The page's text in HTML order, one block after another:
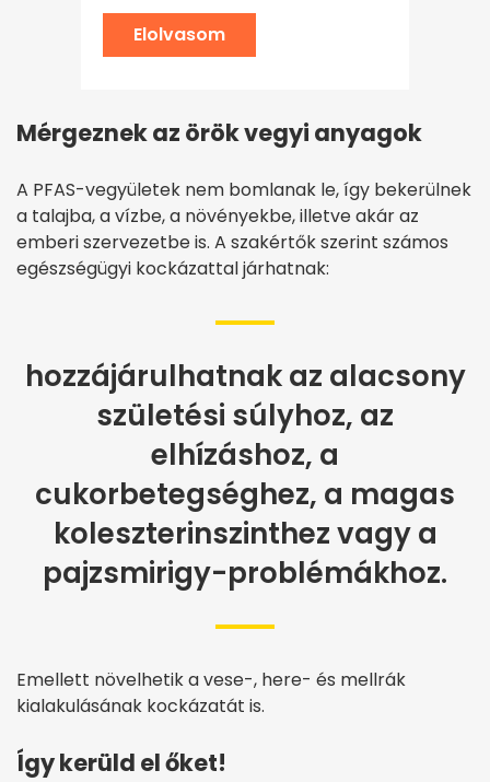
Elolvasom
Mérgeznek az örök vegyi anyagok
A PFAS-vegyületek nem bomlanak le, így bekerülnek
a talajba, a vízbe, a növényekbe, illetve akár az
emberi szervezetbe is. A szakértők szerint számos
egészségügyi kockázattal járhatnak:
hozzájárulhatnak az alacsony
születési súlyhoz, az
elhízáshoz, a
cukorbetegséghez, a magas
koleszterinszinthez vagy a
pajzsmirigy-problémákhoz.
Emellett növelhetik a vese-, here- és mellrák
kialakulásának kockázatát is.
Így kerüld el őket!